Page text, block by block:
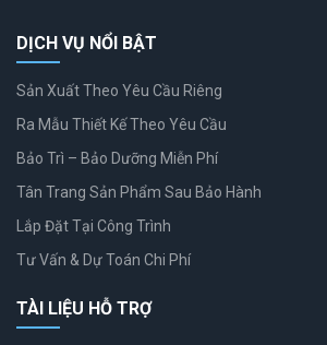
DỊCH VỤ NỔI BẬT
Sản Xuất Theo Yêu Cầu Riêng
Ra Mẫu Thiết Kế Theo Yêu Cầu
Bảo Trì – Bảo Dưỡng Miễn Phí
Tân Trang Sản Phẩm Sau Bảo Hành
Lắp Đặt Tại Công Trình
Tư Vấn & Dự Toán Chi Phí
TÀI LIỆU HỖ TRỢ